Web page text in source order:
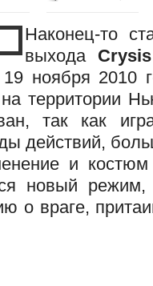
Наконец-то
выхода
ноября 2010
территории
так как
действий,
и костюм
новый режим,
о враге,